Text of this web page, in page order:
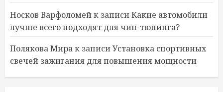
Носков Варфоломейк записиКакие автомобили
лучше всего подходят для чип-тюнинга?
Полякова Мирак записиУстановка спортивных
свечей зажигания для повышения мощности